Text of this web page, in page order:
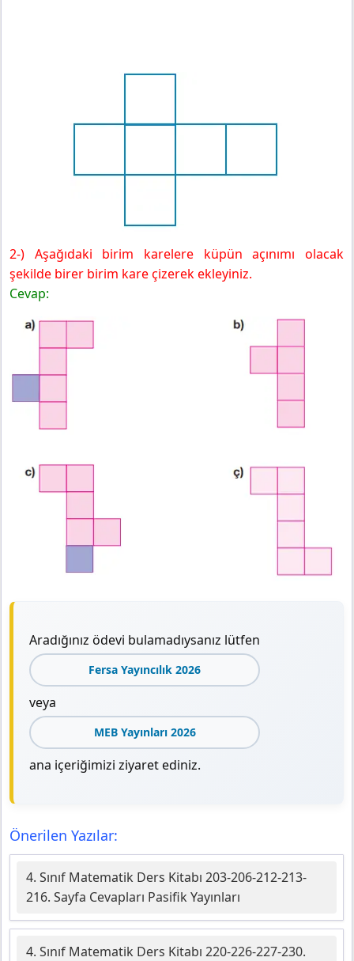
2-) Aşağıdaki birim karelere küpün açınımı olacak
şekilde birer birim kare çizerek ekleyiniz.
Cevap:
Aradığınız ödevi bulamadıysanız lütfen
Fersa Yayıncılık 2026
veya
MEB Yayınları 2026
ana içeriğimizi ziyaret ediniz.
Önerilen Yazılar:
4. Sınıf Matematik Ders Kitabı 203-206-212-213-
216. Sayfa Cevapları Pasifik Yayınları
4. Sınıf Matematik Ders Kitabı 220-226-227-230.